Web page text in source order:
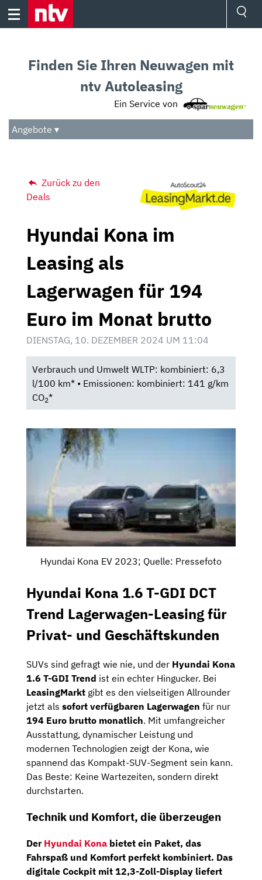
Skip
Audio
Das Beste
Finden Sie Ihren Neuwagen mit
ntv Autoleasing
Ein Service von
Angebote ▾
Zurück zu den
Deals
Hyundai Kona im
Leasing als
Lagerwagen für 194
Euro im Monat brutto
DIENSTAG, 10. DEZEMBER 2024 UM 11:04
Verbrauch und Umwelt WLTP: kombiniert: 6,3
l/100 km* • Emissionen: kombiniert: 141 g/km
CO2*
Hyundai Kona EV 2023; Quelle: Pressefoto
Hyundai Kona 1.6 T-GDI DCT
Trend Lagerwagen-Leasing für
Privat- und Geschäftskunden
SUVs sind gefragt wie nie, und der Hyundai Kona
1.6 T-GDI Trend ist ein echter Hingucker. Bei
LeasingMarkt gibt es den vielseitigen Allrounder
jetzt als sofort verfügbaren Lagerwagen für nur
194 Euro brutto monatlich. Mit umfangreicher
Ausstattung, dynamischer Leistung und
modernen Technologien zeigt der Kona, wie
spannend das Kompakt-SUV-Segment sein kann.
Das Beste: Keine Wartezeiten, sondern direkt
durchstarten.
Technik und Komfort, die überzeugen
Der Hyundai Kona bietet ein Paket, das
Fahrspaß und Komfort perfekt kombiniert. Das
digitale Cockpit mit 12,3-Zoll-Display liefert